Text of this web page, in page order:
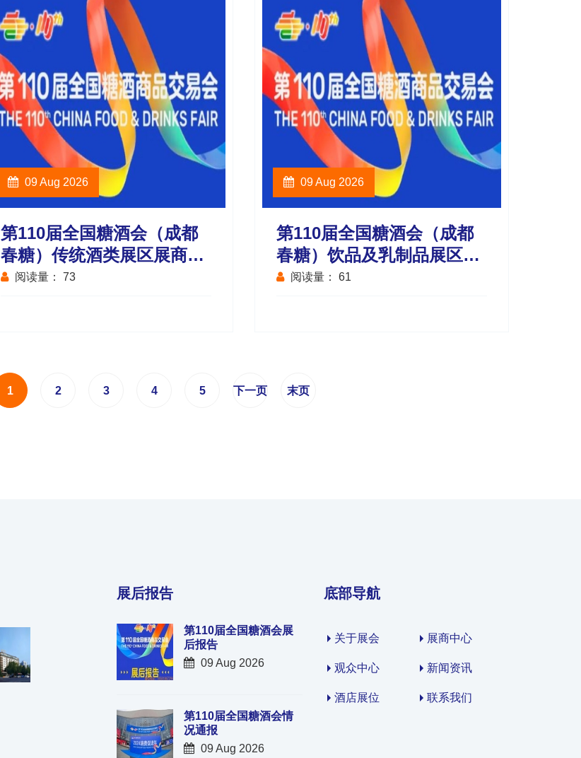
09 Aug 2026
第110届全国糖酒会（成都
春糖）传统酒类展区展商名
录阅读量： 73
09 Aug 2026
第110届全国糖酒会（成都
春糖）饮品及乳制品展区展
商名录
阅读量： 61
1 2 3 4 5 下一页 末页
展后报告
第110届全国糖酒会展
后报告
09 Aug 2026
第110届全国糖酒会情
况通报
09 Aug 2026
底部导航
关于展会 展商中心
观众中心 新闻资讯
酒店展位 联系我们